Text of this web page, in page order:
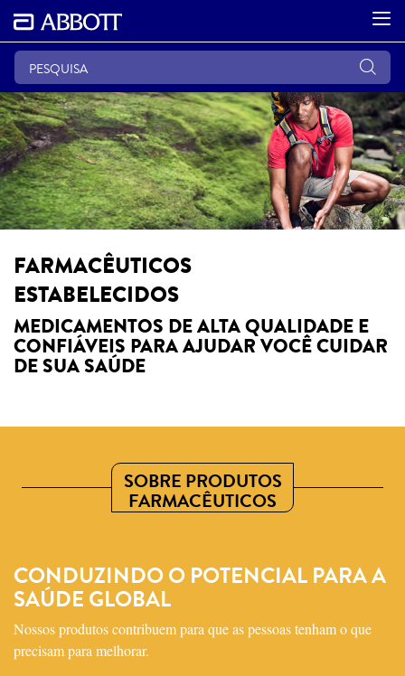
FARMACÊUTICOS
ESTABELECIDOS
MEDICAMENTOS DE ALTA QUALIDADE E
CONFIÁVEIS PARA AJUDAR VOCÊ CUIDAR
DE SUA SAÚDE
SOBRE PRODUTOS
FARMACÊUTICOS
CONDUZINDO O POTENCIAL PARA A
SAÚDE GLOBAL
Nossos produtos contribuem para que as pessoas tenham o que
precisam para melhorar.